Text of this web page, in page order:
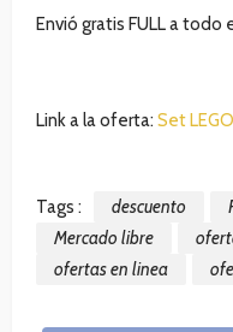
Envió gratis FULL a todo
Link a la oferta: Set
Tags : descuento
Mercado libre
ofertas en linea